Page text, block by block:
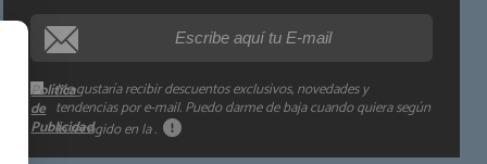
Me gustaría recibir descuentos exclusivos, novedades y
tendencias por e-mail. Puedo darme de baja cuando quiera según
lo recogido en la
Política
de
Publicidad
.
Información adicional: